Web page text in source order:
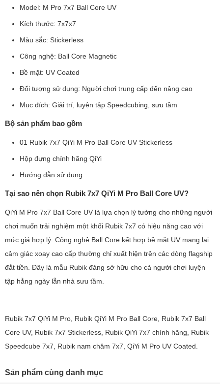
Model: M Pro 7x7 Ball Core UV
Kích thước: 7x7x7
Màu sắc: Stickerless
Công nghệ: Ball Core Magnetic
Bề mặt: UV Coated
Đối tượng sử dụng: Người chơi trung cấp đến nâng cao
Mục đích: Giải trí, luyện tập Speedcubing, sưu tầm
Bộ sản phẩm bao gồm
01 Rubik 7x7 QiYi M Pro Ball Core UV Stickerless
Hộp đựng chính hãng QiYi
Hướng dẫn sử dụng
Tại sao nên chọn Rubik 7x7 QiYi M Pro Ball Core UV?
QiYi M Pro 7x7 Ball Core UV là lựa chọn lý tưởng cho những người
chơi muốn trải nghiệm một khối Rubik 7x7 có hiệu năng cao với
mức giá hợp lý. Công nghệ Ball Core kết hợp bề mặt UV mang lại
cảm giác xoay cao cấp thường chỉ xuất hiện trên các dòng flagship
đắt tiền. Đây là mẫu Rubik đáng sở hữu cho cả người chơi luyện
tập hằng ngày lẫn nhà sưu tầm.
Rubik 7x7 QiYi M Pro, Rubik QiYi M Pro Ball Core, Rubik 7x7 Ball
Core UV, Rubik 7x7 Stickerless, Rubik QiYi 7x7 chính hãng, Rubik
Speedcube 7x7, Rubik nam châm 7x7, QiYi M Pro UV Coated.
Sản phẩm cùng danh mục